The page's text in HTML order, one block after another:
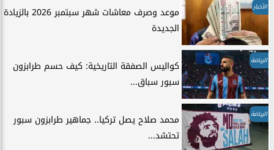
الأخبار
موعد وصرف معاشات شهر سبتمبر 2026 بالزيادة
الجديدة
الرياضة
كواليس الصفقة التاريخية: كيف حسم طرابزون
سبور سباق...
الرياضة
محمد صلاح يصل تركيا.. جماهير طرابزون سبور
تحتشد...